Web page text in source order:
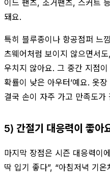
이드 팬츠, 조거팬츠, 스커트
돼요.
특히 블루종이나 항공점퍼 느
츠웨어처럼 보이지 않으면서
우치지 않아요. 그 중간 지점
확률이 낮은 아우터’예요. 옷
결국 손이 자주 가고 만족도가
5) 간절기 대응력이 좋아
마지막 장점은 시즌 대응력이
딱 입기 좋다”, “아침저녁 기